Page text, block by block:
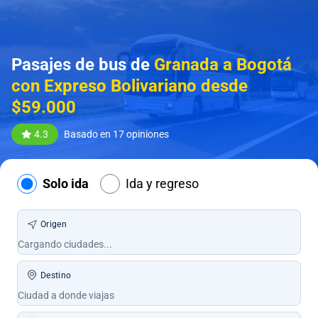
Pasajes de bus de Granada a Bogotá
con Expreso Bolivariano desde
$59.000
4.3 Basado en 17 opiniones
Solo ida Ida y regreso
Origen
Destino